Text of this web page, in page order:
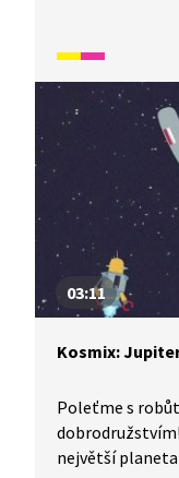
i na největší
Marineris.
03:11
Kosmix:
Poleťme s
největší